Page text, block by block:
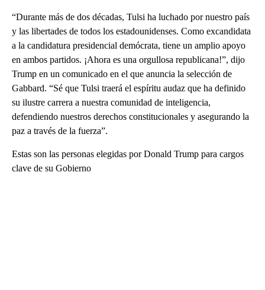
“Durante más de dos décadas, Tulsi ha luchado por nuestro país
y las libertades de todos los estadounidenses. Como excandidata
a la candidatura presidencial demócrata, tiene un amplio apoyo
en ambos partidos. ¡Ahora es una orgullosa republicana!”, dijo
Trump en un comunicado en el que anuncia la selección de
Gabbard. “Sé que Tulsi traerá el espíritu audaz que ha definido
su ilustre carrera a nuestra comunidad de inteligencia,
defendiendo nuestros derechos constitucionales y asegurando la
paz a través de la fuerza”.
Estas son las personas elegidas por Donald Trump para cargos
clave de su Gobierno